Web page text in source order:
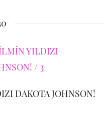
DAKOTA JOHNSON!